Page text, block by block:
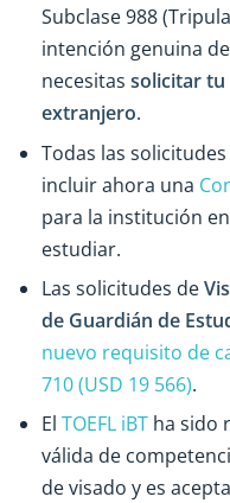
Subclase 988
intención genuina
necesitas solicitar tu
extranjero.
Todas las
incluir ahora una
para la institución
estudiar.
Las solicitudes de
de Guardián de
nuevo requisito de
710 (USD 19 566).
El TOEFL iBT ha sido
válida de
de visado y es